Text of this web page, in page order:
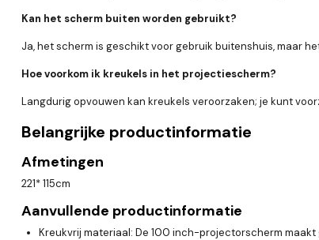
Kan het scherm buiten worden gebruikt?
Ja, het scherm is geschikt voor gebruik buitenshuis, maar
Hoe voorkom ik kreukels in het projectiescherm?
Langdurig opvouwen kan kreukels veroorzaken; je kunt
Belangrijke productinformatie
Afmetingen
221* 115cm
Aanvullende productinformatie
Kreukvrij materiaal: De 100 inch-projectorscherm